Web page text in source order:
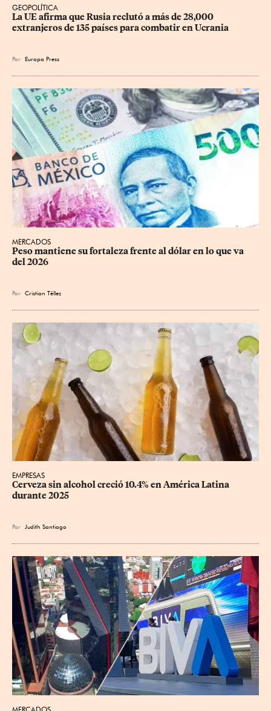
GEOPOLÍTICA
La UE afirma que Rusia reclutó a más de 28,000
extranjeros de 135 países para combatir en Ucrania
Por Europa Press
MERCADOS
Peso mantiene su fortaleza frente al dólar en lo que va
del 2026
Por Cristian Téllez
EMPRESAS
Cerveza sin alcohol creció 10.4% en América Latina
durante 2025
Por Judith Santiago